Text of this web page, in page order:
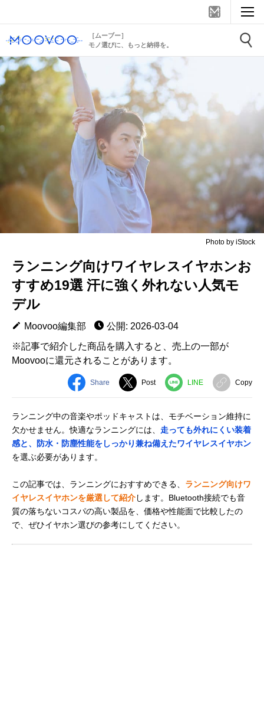
［ムーブー］
モノ選びに、もっと納得を。
Photo by iStock
ランニング向けワイヤレスイヤホンお
すすめ19選 汗に強く外れない人気モ
デル
Moovoo編集部
公開: 2026-03-04
※記事で紹介した商品を購入すると、売上の一部が
Moovooに還元されることがあります。
Share Post LINE Copy
ランニング中の音楽やポッドキャストは、モチベーション維持に
欠かせません。快適なランニングには、 走っても外れにくい装着
感と、防水・防塵性能をしっかり兼ね備えたワイヤレスイヤホン
を選ぶ必要があります。
この記事では、ランニングにおすすめできる、 ランニング向けワ
イヤレスイヤホンを厳選して紹介します。Bluetooth接続でも音
質の落ちないコスパの高い製品を、価格や性能面で比較したの
で、ぜひイヤホン選びの参考にしてください。